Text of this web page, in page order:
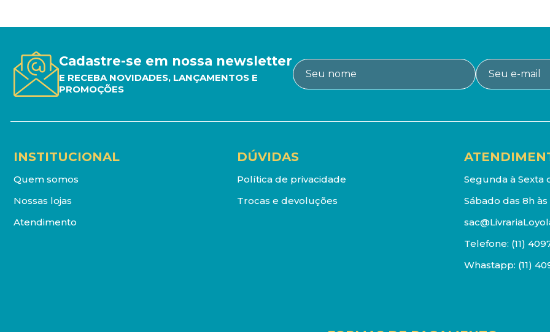
Cadastre-se em nossa newsletter
E RECEBA NOVIDADES, LANÇAMENTOS E
PROMOÇÕES
INSTITUCIONAL
Quem somos
Nossas lojas
Atendimento
DÚVIDAS
Política de privacidade
Trocas e devoluções
Segunda à Sexta
Sábado das 8h às
Telefone: (11)
Whastapp: (11)